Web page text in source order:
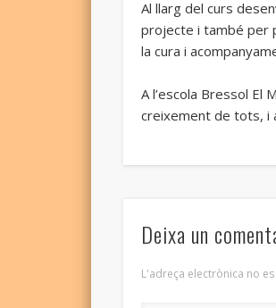
Al llarg del curs
projecte i també per
la cura i
A l’escola Bressol El
creixement de tots, i
Deixa un
L'adreça electrònica no